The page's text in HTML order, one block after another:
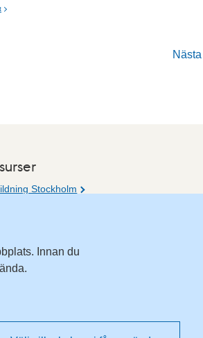
Nästa
Stockholm
Innan du